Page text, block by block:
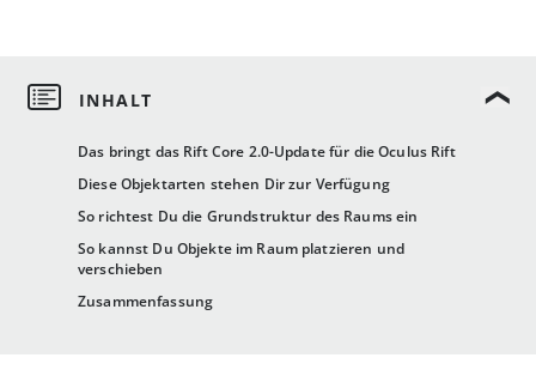
Das bringt das Rift Core 2.0-Update für die Oculus Rift
Diese Objektarten stehen Dir zur Verfügung
So richtest Du die Grundstruktur des Raums ein
So kannst Du Objekte im Raum platzieren und
verschieben
Zusammenfassung